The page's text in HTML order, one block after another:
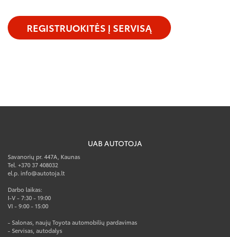
REGISTRUOKITĖS Į SERVISĄ
UAB AUTOTOJA
Savanorių pr. 447A, Kaunas
Tel. +370 37 408032
el.p. info@autotoja.lt
Darbo laikas:
I-V - 7:30 - 19:00
VI - 9:00 - 15:00
- Salonas, naujų Toyota automobilių pardavimas
- Servisas, autodalys